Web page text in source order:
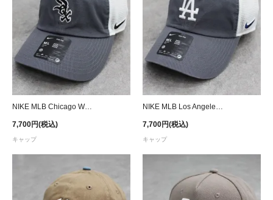
NIKE MLB Chicago White Sox Trucker Strapback Cap - Gray
7,700円(税込)
キャップ
7,700円(税込)
キャップ